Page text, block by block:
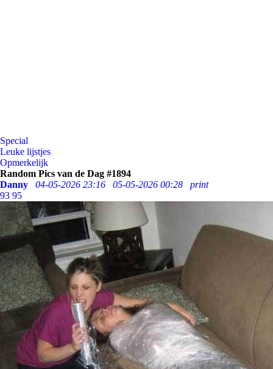
Special
Leuke lijstjes
Opmerkelijk
Random Pics van de Dag #1894
Danny
04-05-2026 23:16 05-05-2026 00:28
print
93 95